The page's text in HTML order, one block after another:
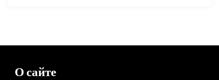
выявления рисков раннего старения
О сайте